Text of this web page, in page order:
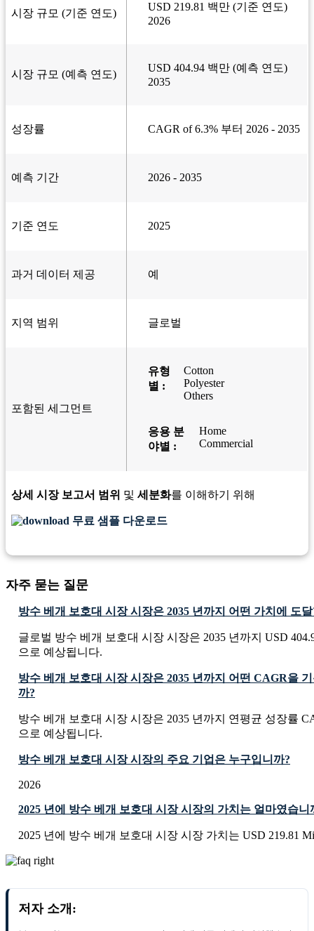
시장 규모 (기준 연도)
USD 219.81 백만 (기준 연도)
2026
시장 규모 (예측 연도)
USD 404.94 백만 (예측 연도)
2035
성장률 CAGR of 6.3% 부터 2026 - 2035
예측 기간 2026 - 2035
기준 연도 2025
과거 데이터 제공 예
지역 범위 글로벌
포함된 세그먼트
유형
별 :
Cotton
Polyester
Others
응용 분
야별 :
Home
Commercial
상세 시장 보고서 범위 및 세분화를 이해하기 위해
무료 샘플 다운로드
자주 묻는 질문
방수 베개 보호대 시장 시장은 2035 년까지 어떤 가치에 도
글로벌 방수 베개 보호대 시장 시장은 2035 년까지 USD
으로 예상됩니다.
방수 베개 보호대 시장 시장은 2035 년까지 어떤 CAGR을
까?
방수 베개 보호대 시장 시장은 2035 년까지 연평균 성장률
으로 예상됩니다.
방수 베개 보호대 시장 시장의 주요 기업은 누구입니까?
2026
2025 년에 방수 베개 보호대 시장 시장의 가치는 얼마였습니
2025 년에 방수 베개 보호대 시장 시장 가치는 USD 219.81
저자 소개: